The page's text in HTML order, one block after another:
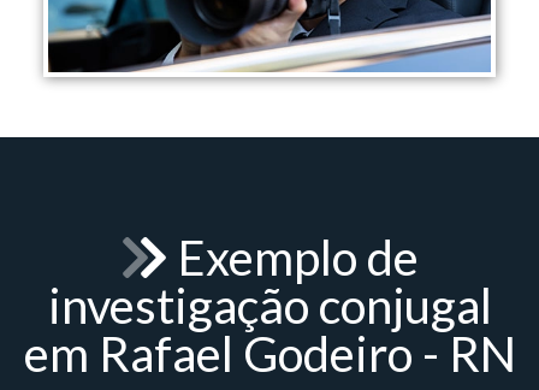
Exemplo de
investigação conjugal
em Rafael Godeiro - RN